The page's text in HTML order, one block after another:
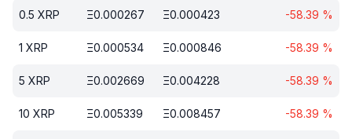
0.5 XRP Ξ0.000267 Ξ0.000423 -58.39 %
1 XRP Ξ0.000534 Ξ0.000846 -58.39 %
5 XRP Ξ0.002669 Ξ0.004228 -58.39 %
10 XRP Ξ0.005339 Ξ0.008457 -58.39 %